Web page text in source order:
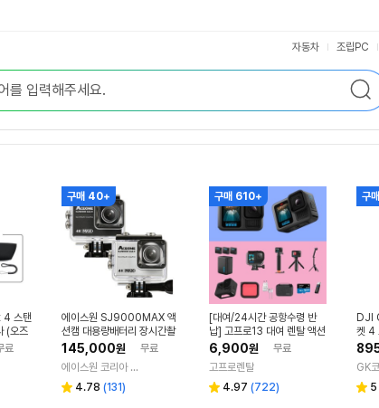
검
색
자동차 조립PC
스탠
(오즈
료
구매 40+
에이스원 SJ9000MAX 액
션캠 대용량배터리 장시간촬
영 건설 산업 바디캠 보디캠
카메라
145,000원
무료
에이스원 코리아 공식쇼핑몰
별 4.78 리
(131)
구매 610+
[대여/24시간 공항수령 반
납] 고프로13 대여 렌탈 액션
캠 풀패키지 인천공항 렌트 1
6,900원
무료
고프로렌탈
별 4.97 리
(722)
구
DJI
켓 4
늘출
GK
별 5